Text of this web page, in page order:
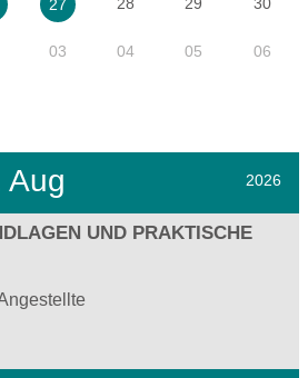
27 28 29 30
03 04 05 06
Aug 2026
UND PRAKTISCHE